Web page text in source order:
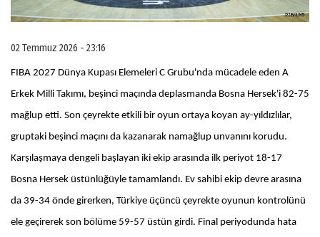
02 Temmuz 2026 - 23:16
FIBA 2027 Dünya Kupası Elemeleri C Grubu'nda mücadele eden A
Erkek Milli Takımı, beşinci maçında deplasmanda Bosna Hersek'i 82-75
mağlup etti. Son çeyrekte etkili bir oyun ortaya koyan ay-yıldızlılar,
gruptaki beşinci maçını da kazanarak namağlup unvanını korudu.
Karşılaşmaya dengeli başlayan iki ekip arasında ilk periyot 18-17
Bosna Hersek üstünlüğüyle tamamlandı. Ev sahibi ekip devre arasına
da 39-34 önde girerken, Türkiye üçüncü çeyrekte oyunun kontrolünü
ele geçirerek son bölüme 59-57 üstün girdi. Final periyodunda hata